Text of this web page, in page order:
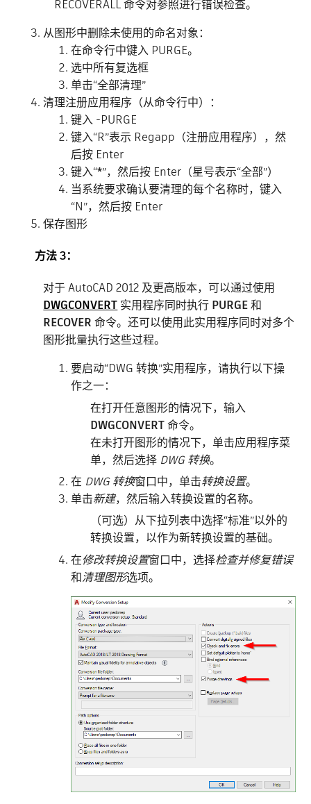
RECOVERALL 命令对参照进行错误检查。
从图形中删除未使用的命名对象：
在命令行中键入 PURGE。
选中所有复选框
单击“全部清理”
清理注册应用程序（从命令行中）：
键入 -PURGE
键入“R”表示 Regapp（注册应用程序），然
后按 Enter
键入“*”，然后按 Enter（星号表示“全部”）
当系统要求确认要清理的每个名称时，键入
“N”，然后按 Enter
保存图形
方法 3：
对于 AutoCAD 2012 及更高版本，可以通过使用
DWGCONVERT 实用程序同时执行 PURGE和
RECOVER 命令。还可以使用此实用程序同时对多个
图形批量执行这些过程。
要启动“DWG 转换”实用程序，请执行以下操
作之一：
在打开任意图形的情况下，输入
DWGCONVERT命令。
在未打开图形的情况下，单击应用程序菜
单，然后选择 DWG 转换。
在 DWG 转换窗口中，单击转换设置。
单击新建，然后输入转换设置的名称。
（可选）从下拉列表中选择“标准”以外的
转换设置，以作为新转换设置的基础。
在修改转换设置窗口中，选择检查并修复错误
和清理图形选项。